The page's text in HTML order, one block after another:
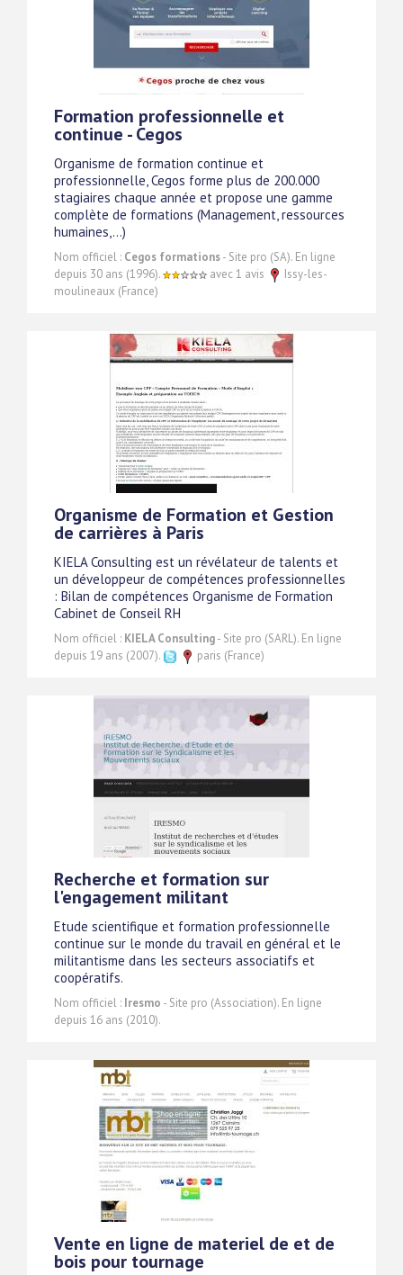
Formation professionnelle et
continue - Cegos
Organisme de formation continue et
professionnelle, Cegos forme plus de 200.000
stagiaires chaque année et propose une gamme
complète de formations (Management, ressources
humaines,...)
Nom officiel : Cegos formations- Site pro (SA). En ligne
depuis 30 ans (1996).
avec 1 avis
Issy-les-
moulineaux (France)
Organisme de Formation et Gestion
de carrières à Paris
KIELA Consulting est un révélateur de talents et
un développeur de compétences professionnelles
: Bilan de compétences Organisme de Formation
Cabinet de Conseil RH
Nom officiel : KIELA Consulting- Site pro (SARL). En ligne
depuis 19 ans (2007).
paris (France)
Recherche et formation sur
l'engagement militant
Etude scientifique et formation professionnelle
continue sur le monde du travail en général et le
militantisme dans les secteurs associatifs et
coopératifs.
Nom officiel : Iresmo - Site pro (Association). En ligne
depuis 16 ans (2010).
Vente en ligne de materiel de et de
bois pour tournage